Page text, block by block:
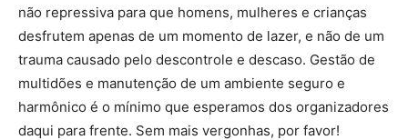
não repressiva para que homens, mulheres e crianças
desfrutem apenas de um momento de lazer, e não de um
trauma causado pelo descontrole e descaso. Gestão de
multidões e manutenção de um ambiente seguro e
harmônico é o mínimo que esperamos dos organizadores
daqui para frente. Sem mais vergonhas, por favor!